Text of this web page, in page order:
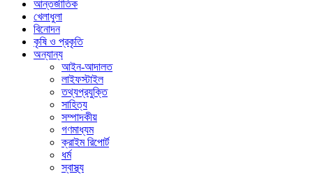
আন্তর্জাতিক
খেলাধুলা
বিনোদন
কৃষি ও প্রকৃতি
অন্যান্য
আইন-আদালত
লাইফস্টাইল
তথ্যপ্রযুক্তি
সাহিত্য
সম্পাদকীয়
গণমাধ্যম
ক্রাইম রিপোর্ট
ধর্ম
স্বাস্থ্য